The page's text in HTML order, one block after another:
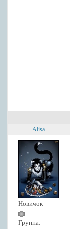
Alisa
Новичок
Группа: